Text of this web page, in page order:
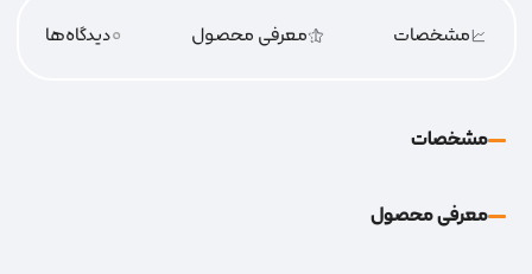
مشخصات معرفی محصول 0دیدگاه‌‌ها
مشخصات
معرفی محصول